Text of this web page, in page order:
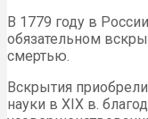
В 1779 году в
обязательном
смертью.
Вскрытия
науки в XIX в.